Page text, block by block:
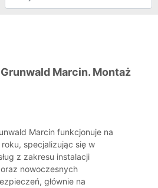
Marcin. Montaż
Marcin funkcjonuje na
specjalizując się w
z zakresu instalacji
nowoczesnych
głównie na